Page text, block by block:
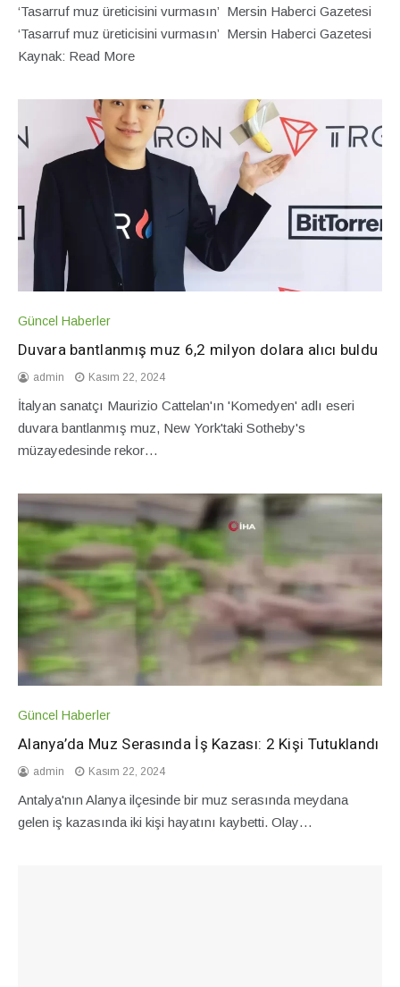
‘Tasarruf muz üreticisini vurmasın’ Mersin Haberci Gazetesi
‘Tasarruf muz üreticisini vurmasın’ Mersin Haberci Gazetesi
Kaynak: Read More
Güncel Haberler
Duvara bantlanmış muz 6,2 milyon dolara alıcı buldu
admin Kasım 22, 2024
İtalyan sanatçı Maurizio Cattelan'ın 'Komedyen' adlı eseri
duvara bantlanmış muz, New York'taki Sotheby's
müzayedesinde rekor…
Güncel Haberler
Alanya’da Muz Serasında İş Kazası: 2 Kişi Tutuklandı
admin Kasım 22, 2024
Antalya'nın Alanya ilçesinde bir muz serasında meydana
gelen iş kazasında iki kişi hayatını kaybetti. Olay…